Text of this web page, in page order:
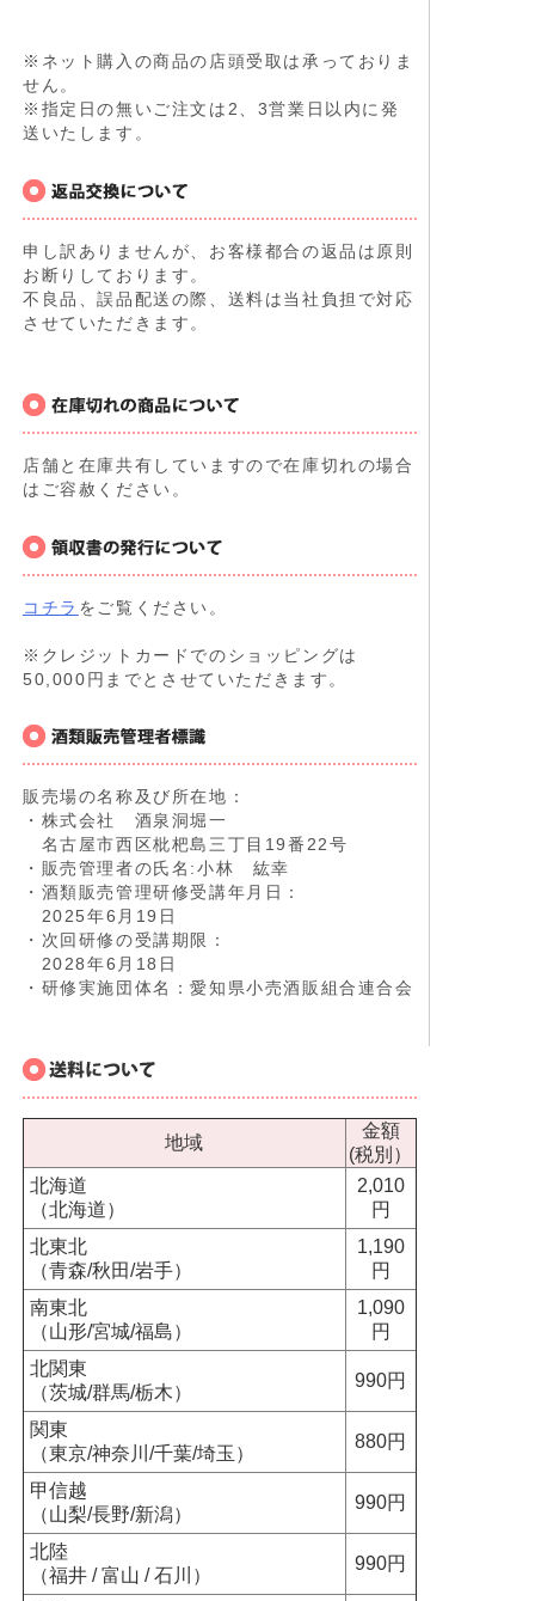
※ネット購入の商品の店頭受取は承っておりま
せん。
※指定日の無いご注文は2、3営業日以内に発
送いたします。
申し訳ありませんが、お客様都合の返品は原則
お断りしております。
不良品、誤品配送の際、送料は当社負担で対応
させていただきます。
店舗と在庫共有していますので在庫切れの場合
はご容赦ください。
コチラ をご覧ください。
※クレジットカードでのショッピングは
50,000円までとさせていただきます。
販売場の名称及び所在地：
・株式会社 酒泉洞堀一
名古屋市西区枇杷島三丁目19番22号
・販売管理者の氏名:小林 紘幸
・酒類販売管理研修受講年月日：
2025年6月19日
・次回研修の受講期限：
2028年6月18日
・研修実施団体名：愛知県小売酒販組合連合会
地域
金額
(税別）
北海道
（北海道）
2,010
円
北東北
（青森/秋田/岩手）
1,190
円
南東北
（山形/宮城/福島）
1,090
円
北関東
（茨城/群馬/栃木）
990円
関東
（東京/神奈川/千葉/埼玉）
880円
甲信越
（山梨/長野/新潟）
990円
北陸
（福井 / 富山 / 石川）
990円